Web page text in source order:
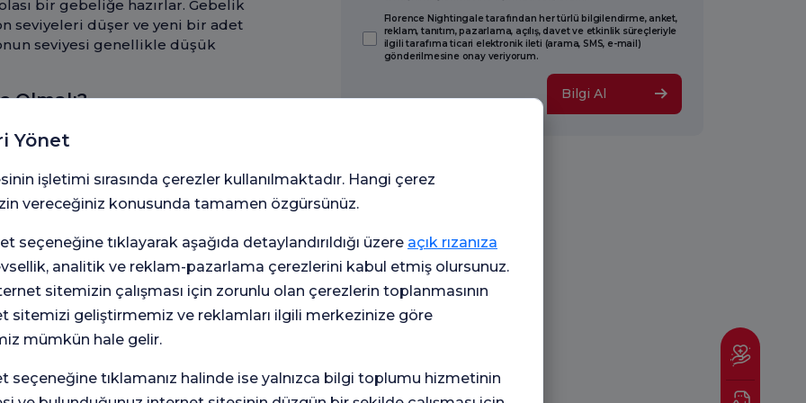
bir gebeliğe hazırlar. Gebelik
seviyeleri düşer ve yeni bir adet
seviyesi genellikle düşük
Olmalı?
oluşturur ve bu
başlar. Bu hazırlık
döngünün doğal bir parçası
yani foliküler fazın başlarında, LH
için bu aralık 1.1 ile 10.1
ilk 1-4 gün için 1-8 mIU/mL
laboratuvarınızın referans
sağlıklı bir şekilde gelişmesi
başlamasıyla düşen
Uyarıcı Hormon (FSH)
uyarırken başlangıçtaki
büyüyüp östrojen üretmeye
Florence Nightingale tarafından her türlü bilgilendirme, anket,
reklam, tanıtım, pazarlama, açılış, davet ve etkinlik süreçleriyle
ilgili tarafıma ticari elektronik ileti (arama, SMS, e-mail)
gönderilmesine onay veriyorum.
Bilgi Al
Yönet
işletimi sırasında çerezler kullanılmaktadır. Hangi çerez
vereceğiniz konusunda tamamen özgürsünüz.
seçeneğine tıklayarak aşağıda detaylandırıldığı üzere açık rızanıza
analitik ve reklam-pazarlama çerezlerini kabul etmiş olursunuz.
sitemizin çalışması için zorunlu olan çerezlerin toplanmasının
sitemizi geliştirmemiz ve reklamları ilgili merkezinize göre
mümkün hale gelir.
seçeneğine tıklamanız halinde ise yalnızca bilgi toplumu hizmetinin